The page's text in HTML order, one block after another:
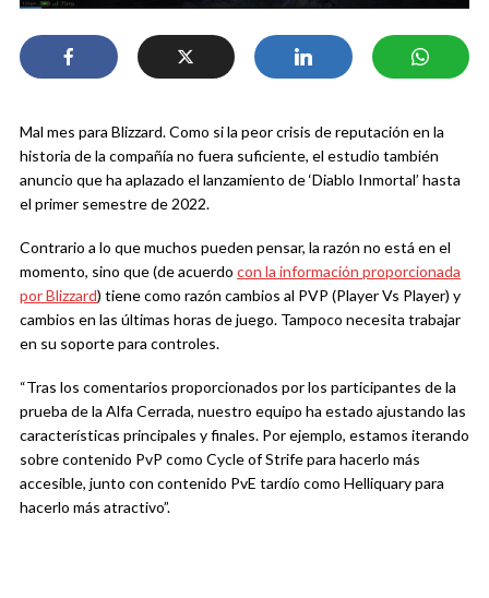
Mal mes para Blizzard. Como si la peor crisis de reputación en la
historia de la compañía no fuera suficiente, el estudio también
anuncio que ha aplazado el lanzamiento de ‘Diablo Inmortal’ hasta
el primer semestre de 2022.
Contrario a lo que muchos pueden pensar, la razón no está en el
momento, sino que (de acuerdo con la información proporcionada
por Blizzard) tiene como razón cambios al PVP (Player Vs Player) y
cambios en las últimas horas de juego. Tampoco necesita trabajar
en su soporte para controles.
“Tras los comentarios proporcionados por los participantes de la
prueba de la Alfa Cerrada, nuestro equipo ha estado ajustando las
características principales y finales. Por ejemplo, estamos iterando
sobre contenido PvP como Cycle of Strife para hacerlo más
accesible, junto con contenido PvE tardío como Helliquary para
hacerlo más atractivo”.